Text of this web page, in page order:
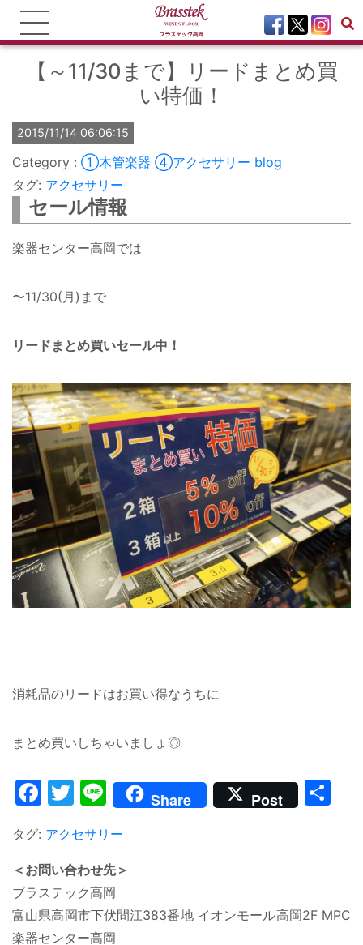
【～11/30まで】リードまとめ買
い特価！
2015/11/14 06:06:15
①木管楽器 ④アクセサリー blog
タグ: アクセサリー
セール情報
楽器センター高岡では
〜11/30(月)まで
リードまとめ買いセール中！
消耗品のリードはお買い得なうちに
まとめ買いしちゃいましょ◎
Facebook
Twitter
LineShare Post
タグ: アクセサリー
＜お問い合わせ先＞
ブラステック高岡
富山県高岡市下伏間江383番地 イオンモール高岡2F MPC
楽器センター高岡